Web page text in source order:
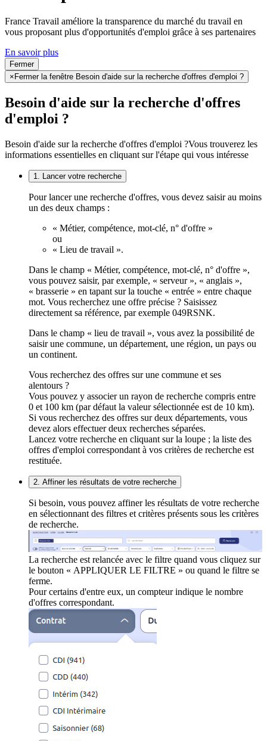
France Travail améliore la transparence du marché du travail en
vous proposant plus d'opportunités d'emploi grâce à ses partenaires
En savoir plus
Fermer
× Fermer la fenêtre Besoin d'aide sur la recherche d'offres d'emploi ?
Besoin d'aide sur la recherche d'offres
d'emploi ?
Besoin d'aide sur la recherche d'offres d'emploi ?Vous trouverez les
informations essentielles en cliquant sur l'étape qui vous intéresse
1. Lancer votre recherche
Pour lancer une recherche d'offres, vous devez saisir au moins
un des deux champs :
« Métier, compétence, mot-clé, n° d'offre »
ou
« Lieu de travail ».
Dans le champ « Métier, compétence, mot-clé, n° d'offre »,
vous pouvez saisir, par exemple, « serveur », « anglais »,
« brasserie » en tapant sur la touche « entrée » entre chaque
mot. Vous recherchez une offre précise ? Saisissez
directement sa référence, par exemple 049RSNK.
Dans le champ « lieu de travail », vous avez la possibilité de
saisir une commune, un département, une région, un pays ou
un continent.
Vous recherchez des offres sur une commune et ses
alentours ?
Vous pouvez y associer un rayon de recherche compris entre
0 et 100 km (par défaut la valeur sélectionnée est de 10 km).
Si vous recherchez des offres sur deux départements, vous
devez alors effectuer deux recherches séparées.
Lancez votre recherche en cliquant sur la loupe ; la liste des
offres d'emploi correspondant à vos critères de recherche est
restituée.
2. Affiner les résultats de votre recherche
Si besoin, vous pouvez affiner les résultats de votre recherche
en sélectionnant des filtres et critères présents sous les critères
de recherche.
La recherche est relancée avec le filtre quand vous cliquez sur
le bouton « APPLIQUER LE FILTRE » ou quand le filtre se
ferme.
Pour certains d'entre eux, un compteur indique le nombre
d'offres correspondant.